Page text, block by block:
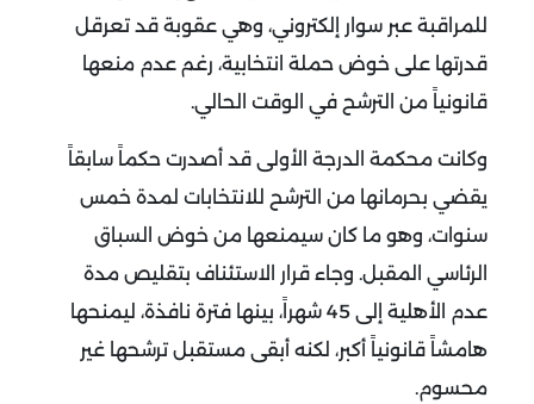
للمراقبة عبر سوار إلكتروني، وهي عقوبة قد تعرقل
قدرتها على خوض حملة انتخابية، رغم عدم منعها
قانونياً من الترشح في الوقت الحالي.
وكانت محكمة الدرجة الأولى قد أصدرت حكماً سابقاً
يقضي بحرمانها من الترشح للانتخابات لمدة خمس
سنوات، وهو ما كان سيمنعها من خوض السباق
الرئاسي المقبل. وجاء قرار الاستئناف بتقليص مدة
عدم الأهلية إلى 45 شهراً، بينها فترة نافذة، ليمنحها
هامشاً قانونياً أكبر، لكنه أبقى مستقبل ترشحها غير
محسوم.